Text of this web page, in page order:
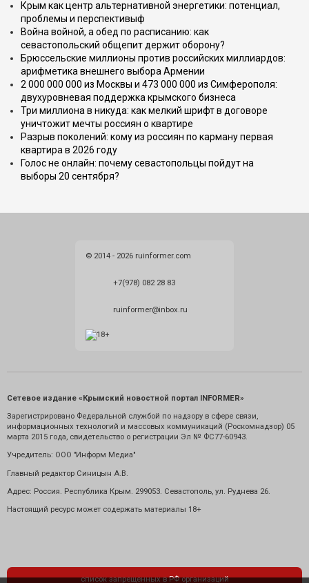
Крым как центр альтернативной энергетики: потенциал,
проблемы и перспективыф
Война войной, а обед по расписанию: как
севастопольский общепит держит оборону?
Брюссельские миллионы против российских миллиардов:
арифметика внешнего выбора Армении
2 000 000 000 из Москвы и 473 000 000 из Симферополя:
двухуровневая поддержка крымского бизнеса
Три миллиона в никуда: как мелкий шрифт в договоре
уничтожит мечты россиян о квартире
Разрыв поколений: кому из россиян по карману первая
квартира в 2026 году
Голос не онлайн: почему севастопольцы пойдут на
выборы 20 сентября?
© 2014 - 2026 ruinformer.com
+7(978) 082 28 83
ruinformer@inbox.ru
Сетевое издание «Крымский новостной портал INFORMER»
Зарегистрировано Федеральной службой по надзору в сфере связи,
информационных технологий и массовых коммуникаций (Роскомнадзор) 05
марта 2015 года, свидетельство о регистрации Эл № ФС77-60943.
Учредитель: ООО "Информ Медиа"
Главный редактор Синицын А.В.
Адрес: Россия. Республика Крым. 299053. Севастополь, ул. Руднева 26.
Настоящий ресурс может содержать материалы 18+
список запрещенных в РФ организаций